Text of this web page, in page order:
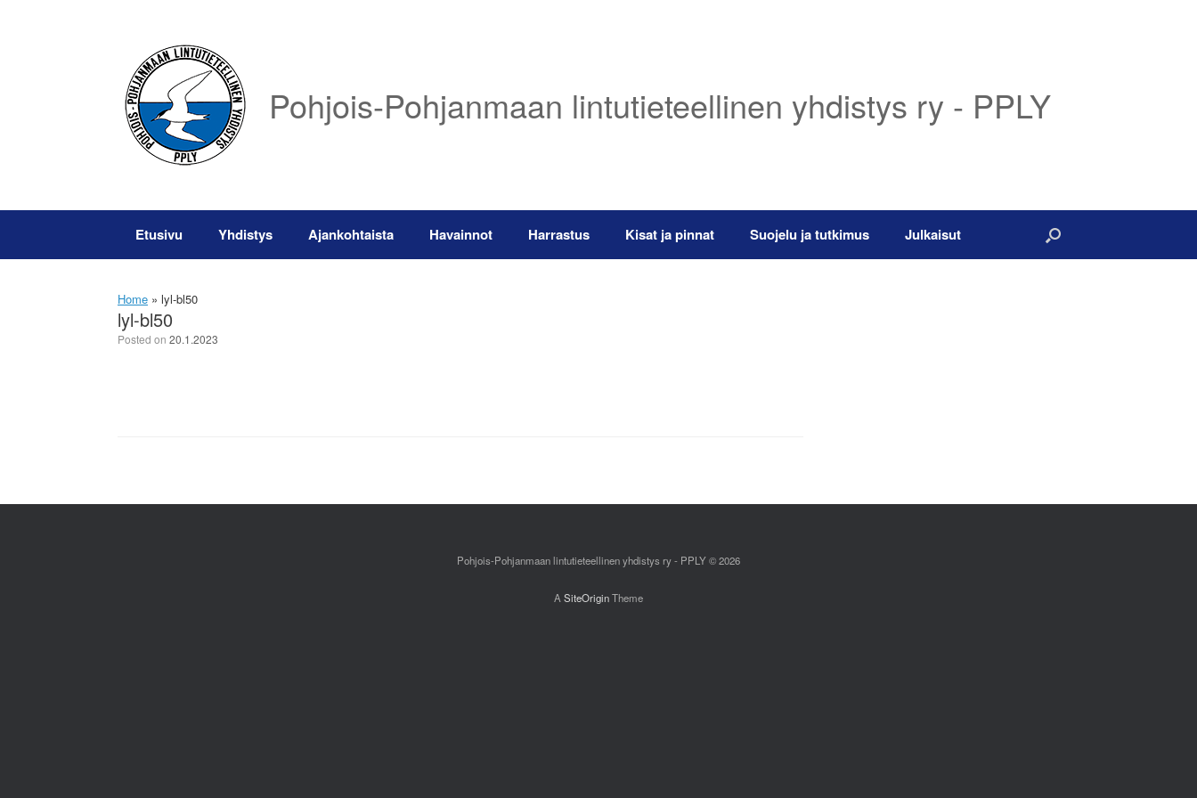
Pohjois-Pohjanmaan lintutieteellinen yhdistys ry - PPLY
Etusivu Yhdistys Ajankohtaista Havainnot Harrastus Kisat ja pinnat Suojelu ja tutkimus Julkaisut
Home » lyl-bl50
lyl-bl50
Posted on 20.1.2023
Pohjois-Pohjanmaan lintutieteellinen yhdistys ry - PPLY © 2026
A SiteOriginTheme